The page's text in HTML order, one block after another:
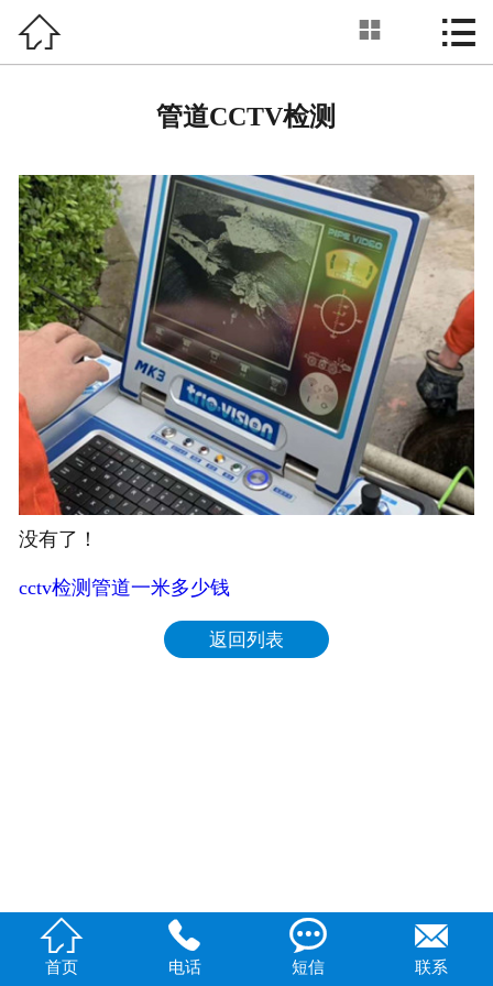
首页
新闻动态
工程案例
设备展示
业务范围
联系我们
  
管道CCTV检测
没有了！
cctv检测管道一米多少钱
返回列表

首页

电话

短信

联系